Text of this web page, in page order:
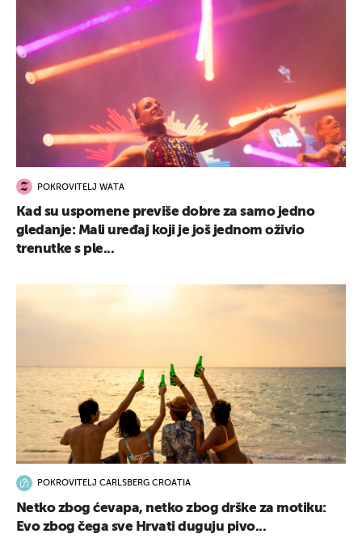
POKROVITELJ WATA
Kad su uspomene previše dobre za samo jedno
gledanje: Mali uređaj koji je još jednom oživio
trenutke s ple...
POKROVITELJ CARLSBERG CROATIA
Netko zbog ćevapa, netko zbog drške za motiku:
Evo zbog čega sve Hrvati duguju pivo...